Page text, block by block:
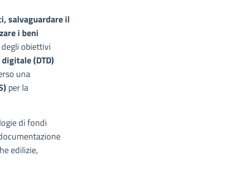
salvaguardare il
i beni
obiettivi
(DTD)
una
per la
di fondi
edilizie,